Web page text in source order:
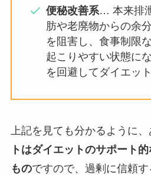
便秘改善系… 本来排
肪や老廃物からの余
を阻害し、食事制限
起こりやすい状態に
を回避してダイエッ
上記を見ても分かるように
トはダイエットのサポート
ものですので、過剰に信頼